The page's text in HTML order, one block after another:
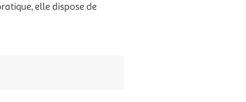
elle dispose de